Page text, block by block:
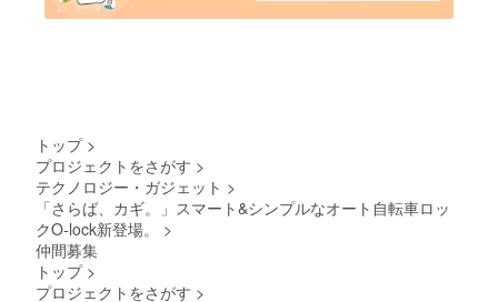
トップ >
プロジェクトをさがす >
テクノロジー・ガジェット >
「さらば、カギ。」スマート&シンプルなオート自転車ロッ
クO-lock新登場。
>
仲間募集
トップ >
プロジェクトをさがす >